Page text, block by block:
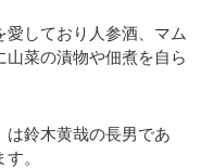
しており人参酒、マム
菜の漬物や佃煮を自ら
鈴木黄哉の長男であ
。